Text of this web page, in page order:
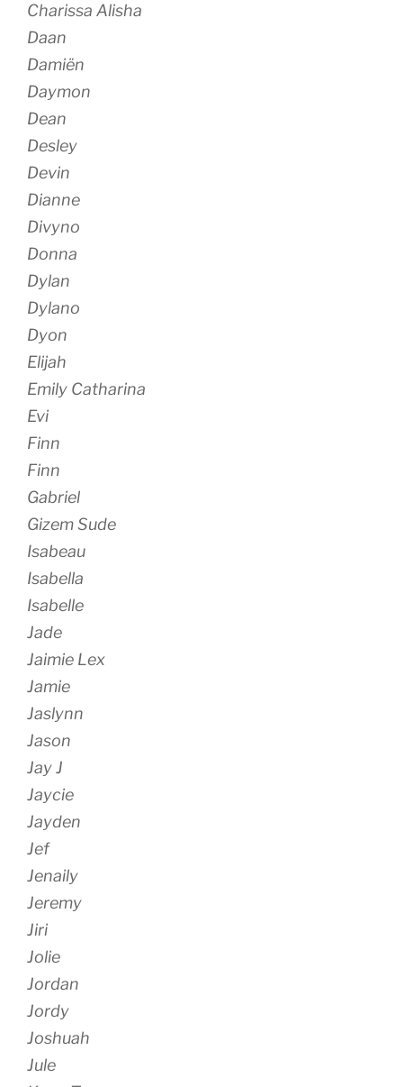
Charissa Alisha
Daan
Damiën
Daymon
Dean
Desley
Devin
Dianne
Divyno
Donna
Dylan
Dylano
Dyon
Elijah
Emily Catharina
Evi
Finn
Finn
Gabriel
Gizem Sude
Isabeau
Isabella
Isabelle
Jade
Jaimie Lex
Jamie
Jaslynn
Jason
Jay J
Jaycie
Jayden
Jef
Jenaily
Jeremy
Jiri
Jolie
Jordan
Jordy
Joshuah
Jule